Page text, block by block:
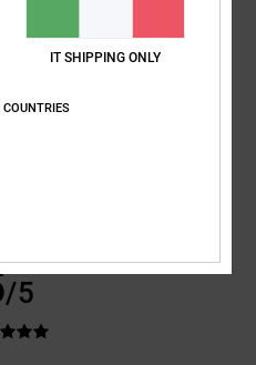
/5
IT SHIPPING ONLY